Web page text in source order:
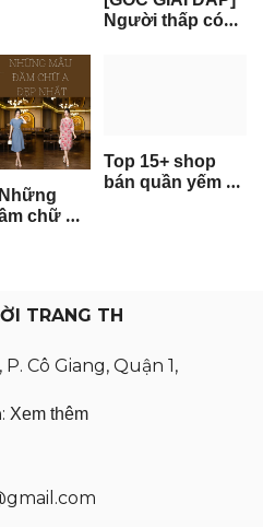
Người thấp có
chữ A
Top 15+ shop
bán quần yếm ở
TRANG TH
P. Cô Giang, Quận 1,
Xem thêm